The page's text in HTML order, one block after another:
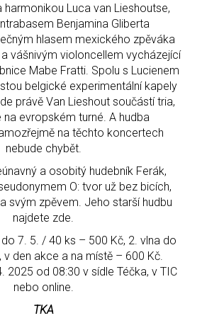
harmonikou Luca van Lieshoutse,
Benjamina Gliberta
hlasem mexického zpěváka
vášnivým violoncellem vycházející
Mabe Fratti. Spolu s Lucienem
belgické experimentální kapely
právě Van Lieshout součástí tria,
na evropském turné. A hudba
na těchto koncertech
nebude chybět.
a osobitý hudebník Ferák,
O: tvor už bez bicích,
svým zpěvem. Jeho starší hudbu
najdete zde.
7. 5. / 40 ks – 500 Kč, 2. vlna do
v den akce a na místě – 600 Kč.
2025 od 08:30 v sídle Téčka, v TIC
nebo online.
TKA